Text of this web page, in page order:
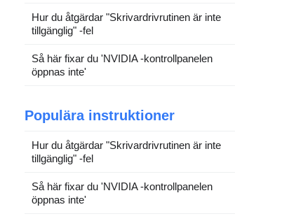
Hur du åtgärdar "Skrivardrivrutinen är inte
tillgänglig" -fel
Så här fixar du 'NVIDIA -kontrollpanelen
öppnas inte'
Populära instruktioner
Hur du åtgärdar "Skrivardrivrutinen är inte
tillgänglig" -fel
Så här fixar du 'NVIDIA -kontrollpanelen
öppnas inte'